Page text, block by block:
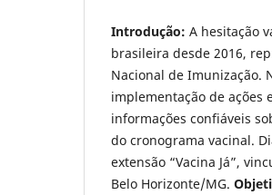
Introdução: A hesitação
brasileira desde 2016,
Nacional de Imunização.
implementação de ações
informações confiáveis
do cronograma vacinal.
extensão “Vacina Já”,
Belo Horizonte/MG.